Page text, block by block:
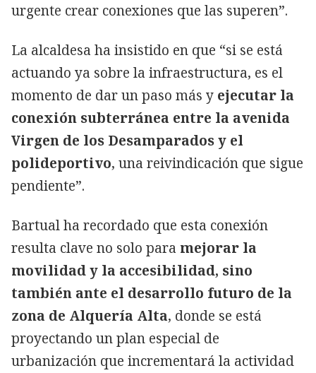
urgente crear conexiones que las superen”.
La alcaldesa ha insistido en que “si se está
actuando ya sobre la infraestructura, es el
momento de dar un paso más y ejecutar la
conexión subterránea entre la avenida
Virgen de los Desamparados y el
polideportivo, una reivindicación que sigue
pendiente”.
Bartual ha recordado que esta conexión
resulta clave no solo para mejorar la
movilidad y la accesibilidad, sino
también ante el desarrollo futuro de la
zona de Alquería Alta, donde se está
proyectando un plan especial de
urbanización que incrementará la actividad